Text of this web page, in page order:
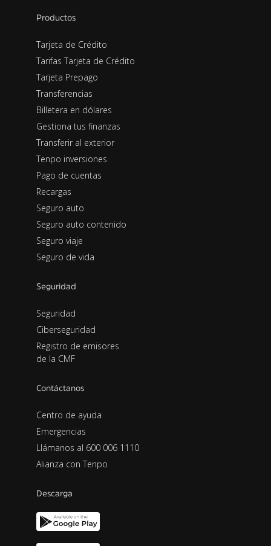
Productos
Tarjeta de Crédito
Tarifas Tarjeta de Crédito
Tarjeta Prepago
Transferencias
Billetera en dólares
Gestiona tus finanzas
Transferir al exterior
Tenpo inversiones
Pago de cuentas
Recargas
Seguro auto
Seguro auto contenido
Seguro viaje
Seguro de vida
Seguridad
Seguridad
Ciberseguridad
Registro de emisores
de la CMF
Contáctanos
Centro de ayuda
Emergencias
Llámanos al 600 006 1110
Alianza con Tenpo
Descarga